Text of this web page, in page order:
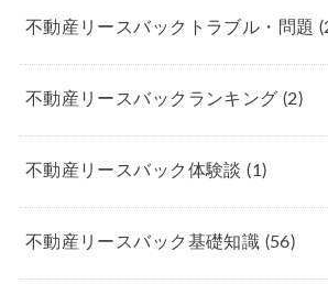
不動産リースバックトラブル・問題
不動産リースバックランキング(2)
不動産リースバック体験談(1)
不動産リースバック基礎知識 (56)